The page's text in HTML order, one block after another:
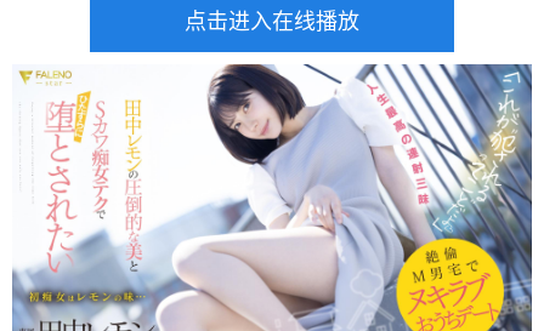
点击进入在线播放